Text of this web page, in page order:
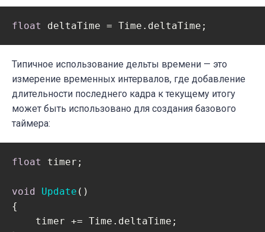
float deltaTime = Time.deltaTime;
Типичное использование дельты времени — это
измерение временных интервалов, где добавление
длительности последнего кадра к текущему итогу
может быть использовано для создания базового
таймера:
float timer;
void Update ( )
{
    timer += Time.deltaTime;